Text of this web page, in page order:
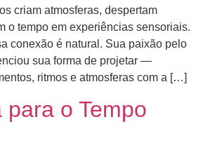
criam atmosferas, despertam
o tempo em experiências sensoriais.
conexão é natural. Sua paixão pelo
sua forma de projetar —
ritmos e atmosferas com a […]
para o Tempo